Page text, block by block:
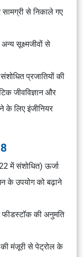
से निकाले गए
सूक्ष्मजीवों से
प्रजातियों की
जीवविज्ञान और
के लिए इंजीनियर
में संशोधित) ऊर्जा
के उपयोग को बढ़ाने
की अनुमति
की मंजूरी से पेट्रोल के